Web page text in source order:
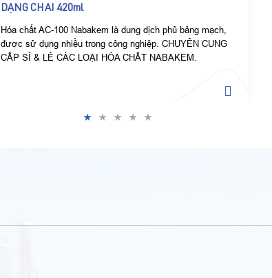
DẠNG CHAI 420ml
Hóa chất AC-100 Nabakem là dung dịch phủ bảng mạch,
được sử dụng nhiều trong công nghiệp. CHUYÊN CUNG
CẤP SỈ & LẺ CÁC LOẠI HÓA CHẤT NABAKEM.